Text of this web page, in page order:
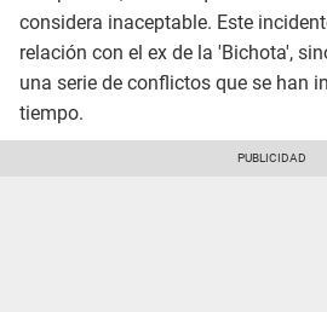
considera inaceptable. Este
relación con el ex de la 'Bichota',
una serie de conflictos que se han
tiempo.